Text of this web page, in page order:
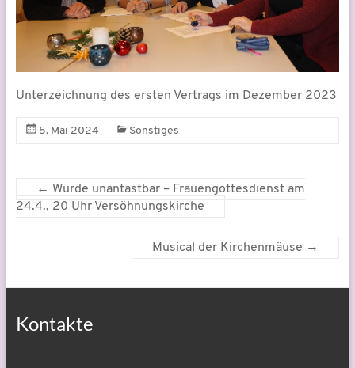
Unterzeichnung des ersten Vertrags im Dezember 2023
5. Mai 2024 Sonstiges
← Würde unantastbar – Frauengottesdienst am
24.4., 20 Uhr Versöhnungskirche
Musical der Kirchenmäuse →
Kontakte